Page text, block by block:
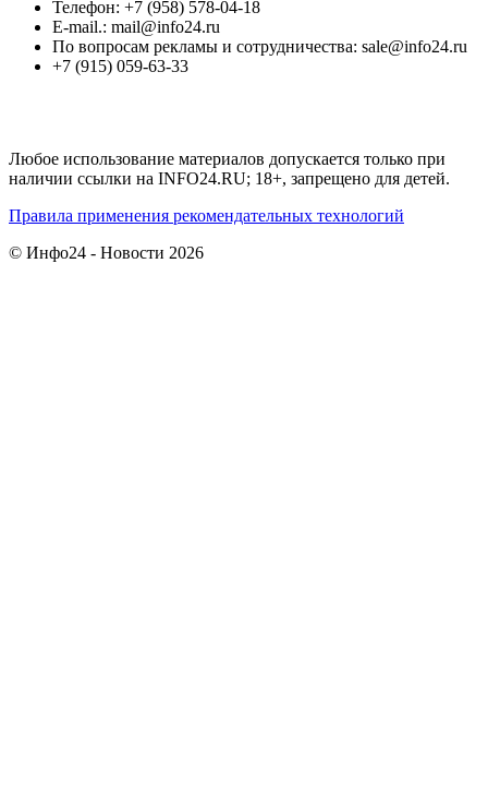
Телефон: +7 (958) 578-04-18
E-mail.: mail@info24.ru
По вопросам рекламы и сотрудничества: sale@info24.ru
+7 (915) 059-63-33
Любое использование материалов допускается только при
наличии ссылки на INFO24.RU; 18+, запрещено для детей.
Правила применения рекомендательных технологий
© Инфо24 - Новости 2026